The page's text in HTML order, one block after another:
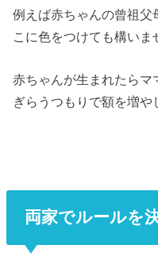
例えば赤ちゃんの曾祖父
こに色をつけても構いま
赤ちゃんが生まれたらマ
ぎらうつもりで額を増や
両家でルールを